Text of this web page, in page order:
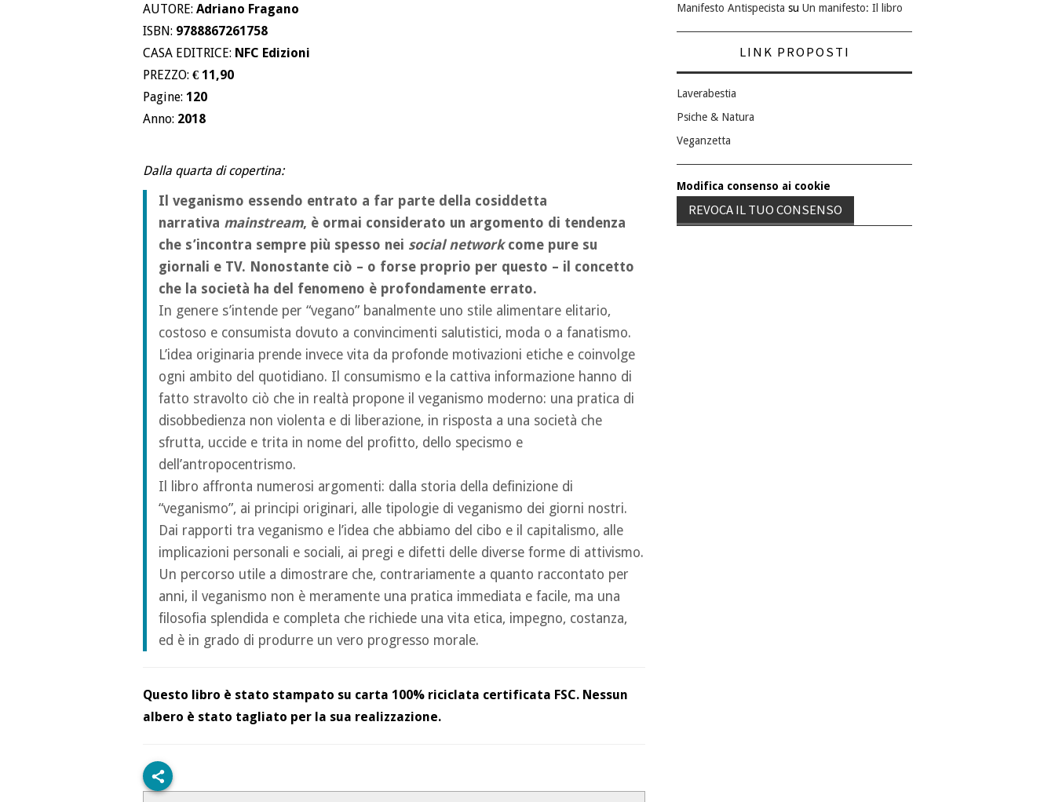
AUTORE: Adriano Fragano
ISBN: 9788867261758
CASA EDITRICE: NFC Edizioni
PREZZO: € 11,90
Pagine: 120
Anno: 2018
Dalla quarta di copertina:
Il veganismo essendo entrato a far parte della cosiddetta
narrativa mainstream, è ormai considerato un argomento di tendenza
che s’incontra sempre più spesso nei social networkcome pure su
giornali e TV. Nonostante ciò – o forse proprio per questo – il concetto
che la società ha del fenomeno è profondamente errato.
In genere s’intende per “vegano” banalmente uno stile alimentare elitario,
costoso e consumista dovuto a convincimenti salutistici, moda o a fanatismo.
L’idea originaria prende invece vita da profonde motivazioni etiche e coinvolge
ogni ambito del quotidiano. Il consumismo e la cattiva informazione hanno di
fatto stravolto ciò che in realtà propone il veganismo moderno: una pratica di
disobbedienza non violenta e di liberazione, in risposta a una società che
sfrutta, uccide e trita in nome del profitto, dello specismo e
dell’antropocentrismo.
Il libro affronta numerosi argomenti: dalla storia della definizione di
“veganismo”, ai principi originari, alle tipologie di veganismo dei giorni nostri.
Dai rapporti tra veganismo e l’idea che abbiamo del cibo e il capitalismo, alle
implicazioni personali e sociali, ai pregi e difetti delle diverse forme di attivismo.
Un percorso utile a dimostrare che, contrariamente a quanto raccontato per
anni, il veganismo non è meramente una pratica immediata e facile, ma una
filosofia splendida e completa che richiede una vita etica, impegno, costanza,
ed è in grado di produrre un vero progresso morale.
Questo libro è stato stampato su carta 100% riciclata certificata FSC. Nessun
albero è stato tagliato per la sua realizzazione.
Manifesto Antispecista su Un manifesto: Il libro
LINK PROPOSTI
Laverabestia
Psiche & Natura
Veganzetta
Modifica consenso ai cookie
REVOCA IL TUO CONSENSO